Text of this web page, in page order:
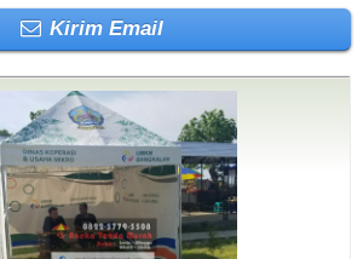
Kirim Email